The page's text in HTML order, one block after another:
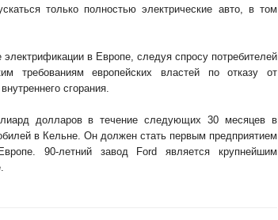
только полностью электрические авто, в том
в Европе, следуя спросу потребителей
требованиям европейских властей по отказу от
сгорания.
долларов в течение следующих 30 месяцев в
в Кельне. Он должен стать первым предприятием
90-летний завод Ford является крупнейшим